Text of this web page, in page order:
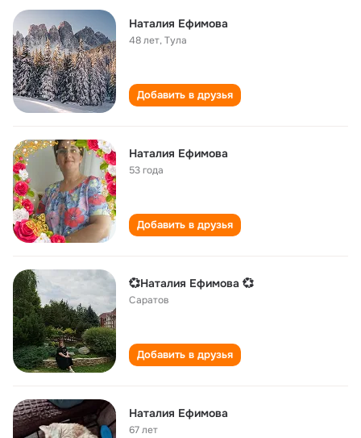
Наталия Ефимова
48 лет,Тула
Добавить в друзья
Наталия Ефимова
53 года
Добавить в друзья
💞Наталия Ефимова 💞
Саратов
Добавить в друзья
Наталия Ефимова
67 лет